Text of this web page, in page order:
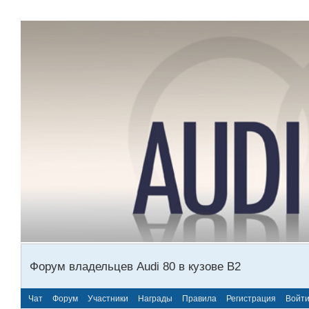
Форум владельцев Audi 80 в кузове В2
Чат Форум Участники Награды Правила Регистрация Войти